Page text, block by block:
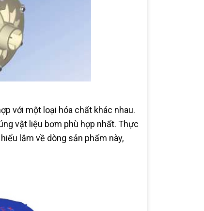
với một loại hóa chất khác nhau.
vật liệu bơm phù hợp nhất. Thực
lắm về dòng sản phẩm này,